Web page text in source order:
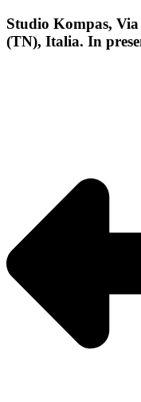
Studio Kompas,
(TN), Italia. In